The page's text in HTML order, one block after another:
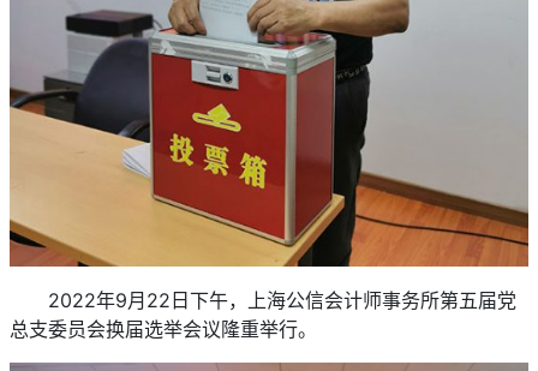
2022年9月22日下午，上海公信会计师事务所第五届党
总支委员会换届选举会议隆重举行。